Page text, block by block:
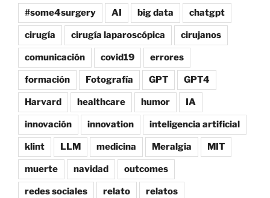
#some4surgery AI big data chatgpt
cirugía cirugía laparoscópica cirujanos
comunicación covid19 errores
formación Fotografía GPT GPT4
Harvard healthcare humor IA
innovación innovation inteligencia artificial
klint LLM medicina Meralgia MIT
muerte navidad outcomes
redes sociales relato relatos